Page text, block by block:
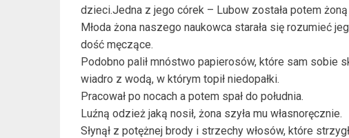
dzieci.Jedna z jego córek – Lubow została potem żoną
Młoda żona naszego naukowca starała się rozumieć
dość męczące.
Podobno palił mnóstwo papierosów, które sam sobie
wiadro z wodą, w którym topił niedopałki.
Pracował po nocach a potem spał do południa.
Luźną odzież jaką nosił, żona szyła mu własnoręcznie.
Słynął z potężnej brody i strzechy włosów, które